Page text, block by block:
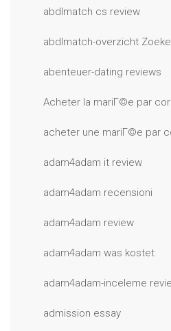
abdlmatch cs review
abdlmatch-overzicht
abenteuer-dating reviews
Acheter la mariГ©e par
acheter une mariГ©e par
adam4adam it review
adam4adam recensioni
adam4adam review
adam4adam was kostet
adam4adam-inceleme
admission essay